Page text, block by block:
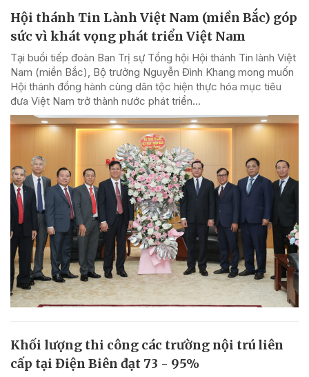
Hội thánh Tin Lành Việt Nam (miền Bắc) góp
sức vì khát vọng phát triển Việt Nam
Tại buổi tiếp đoàn Ban Trị sự Tổng hội Hội thánh Tin lành Việt
Nam (miền Bắc), Bộ trưởng Nguyễn Đình Khang mong muốn
Hội thánh đồng hành cùng dân tộc hiện thực hóa mục tiêu
đưa Việt Nam trở thành nước phát triển...
Khối lượng thi công các trường nội trú liên
cấp tại Điện Biên đạt 73 - 95%